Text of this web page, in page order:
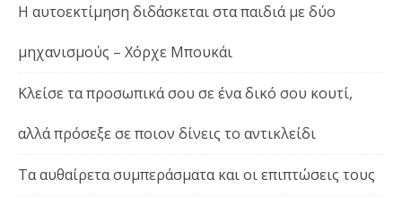
Η αυτοεκτίμηση διδάσκεται στα παιδιά με δύο
μηχανισμούς – Χόρχε Μπουκάι
Κλείσε τα προσωπικά σου σε ένα δικό σου κουτί,
αλλά πρόσεξε σε ποιον δίνεις το αντικλείδι
Τα αυθαίρετα συμπεράσματα και οι επιπτώσεις τους